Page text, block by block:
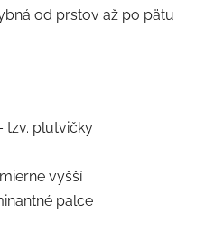
od prstov až po pätu
tzv. plutvičky
vyšší
palce